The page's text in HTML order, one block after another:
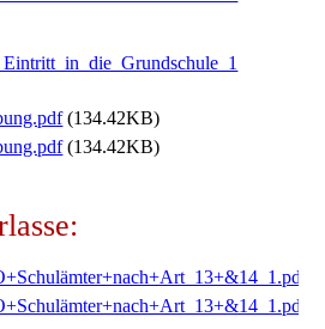
(134.42KB)
(134.42KB)